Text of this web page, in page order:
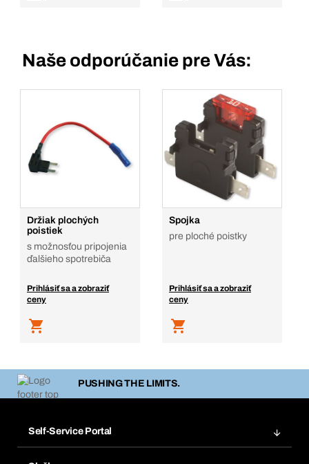
Naše odporúčanie pre Vás:
Držiak plochých
poistiek
s možnosťou pripojenia
ďalšieho spotrebiča
Prihlásiť sa a zobraziť
ceny
Spojka
pre ploché poistky
Prihlásiť sa a zobraziť
ceny
PUSHING THE LIMITS.
Self-Service Portal